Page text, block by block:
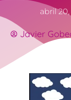
abril
Javier